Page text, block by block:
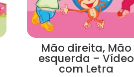
Mão direita, Mão
esquerda – Vídeo
com Letra